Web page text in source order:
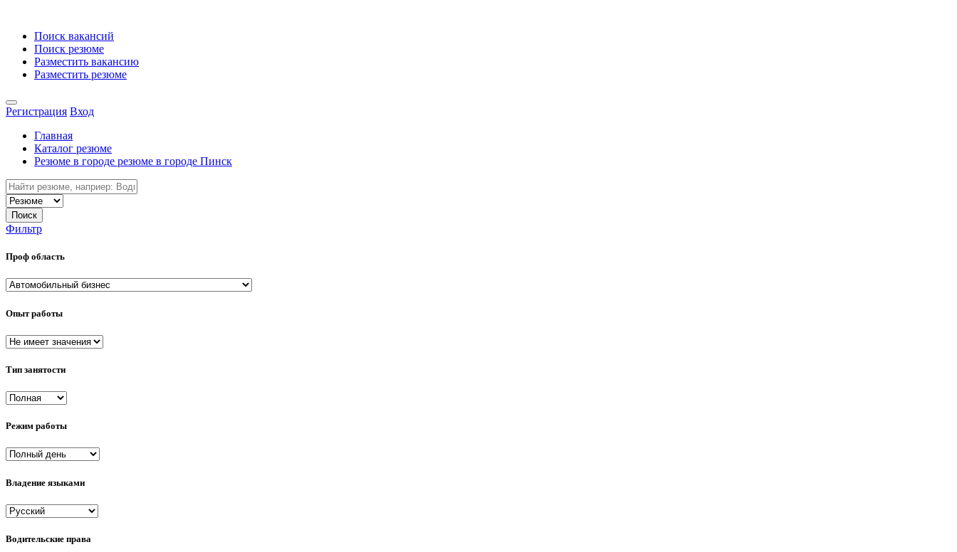
Поиск вакансий
Поиск резюме
Разместить вакансию
Разместить резюме
Регистрация Вход
Главная
Каталог резюме
Резюме в городе резюме в городе Пинск
Поиск
Фильтр
Проф область
Опыт работы
Тип занятости
Режим работы
Владение языками
Водительские права